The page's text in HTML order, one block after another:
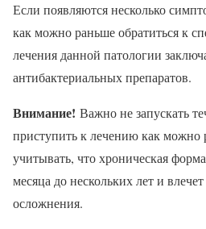
Если появляются несколько
как можно раньше обратиться к
лечения данной патологии
антибактериальных препаратов.
Внимание! Важно не запускать
приступить к лечению как можно
учитывать, что хроническая
месяца до нескольких лет и
осложнения.